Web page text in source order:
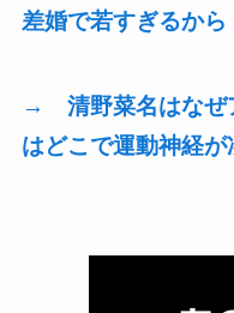
差婚で若すぎるから
→ 清野菜名はなぜ
はどこで運動神経